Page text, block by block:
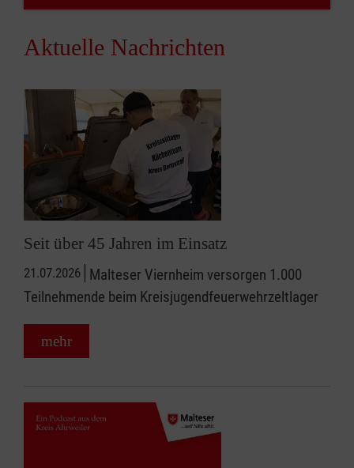
Aktuelle Nachrichten
Seit über 45 Jahren im Einsatz
21.07.2026 Malteser Viernheim versorgen 1.000
Teilnehmende beim Kreisjugendfeuerwehrzeltlager
mehr